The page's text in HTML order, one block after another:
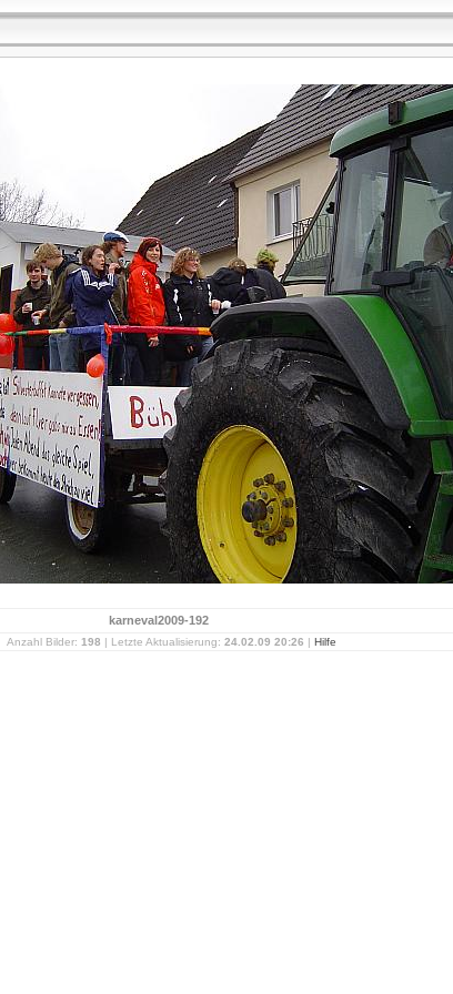
karneval2009-192
Anzahl Bilder: 198 | Letzte Aktualisierung: 24.02.09 20:26 | Hilfe